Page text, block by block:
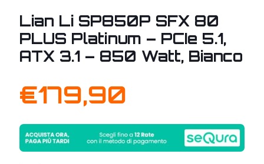
Lian Li SP850P SFX 80
PLUS Platinum – PCIe 5.1,
ATX 3.1 – 850 Watt, Bianco
€179,90